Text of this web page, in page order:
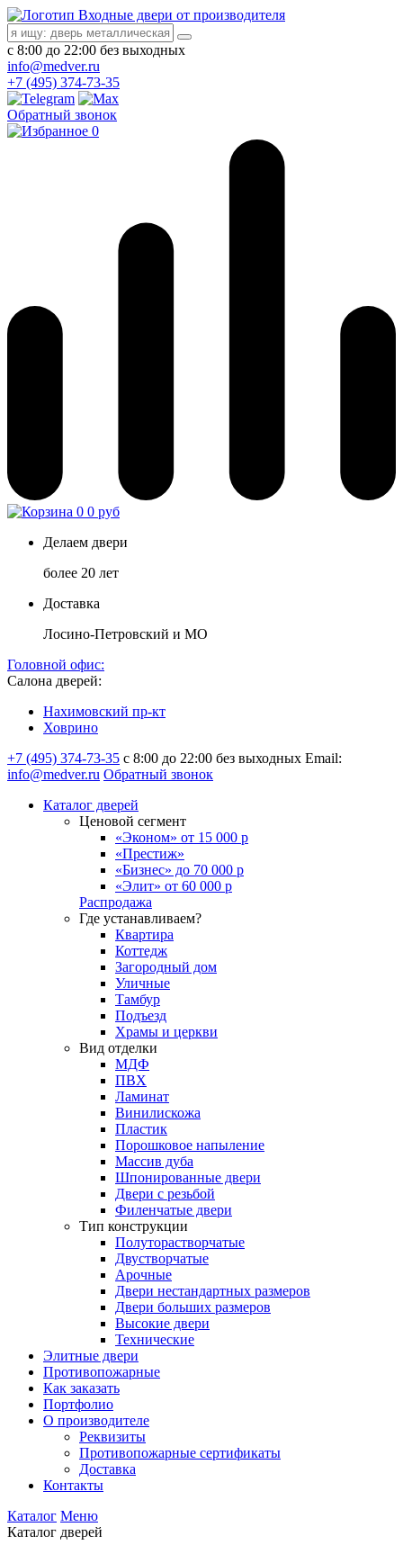
Входные двери от производителя
с 8:00 до 22:00 без выходных
info@medver.ru
+7 (495) 374-73-35
Обратный звонок
0
0 0 руб
Делаем двери
более 20 лет
Доставка
Лосино-Петровский и МО
Головной офис:
Салона дверей:
Нахимовский пр-кт
Ховрино
+7 (495) 374-73-35 с 8:00 до 22:00 без выходных Email:
info@medver.ru Обратный звонок
Каталог дверей
Ценовой сегмент
«Эконом» от 15 000 р
«Престиж»
«Бизнес» до 70 000 р
«Элит» от 60 000 р
Распродажа
Где устанавливаем?
Квартира
Коттедж
Загородный дом
Уличные
Тамбур
Подъезд
Храмы и церкви
Вид отделки
МДФ
ПВХ
Ламинат
Винилискожа
Пластик
Порошковое напыление
Массив дуба
Шпонированные двери
Двери с резьбой
Филенчатые двери
Тип конструкции
Полуторастворчатые
Двустворчатые
Арочные
Двери нестандартных размеров
Двери больших размеров
Высокие двери
Технические
Элитные двери
Противопожарные
Как заказать
Портфолио
О производителе
Реквизиты
Противопожарные сертификаты
Доставка
Контакты
Каталог Меню
Каталог дверей